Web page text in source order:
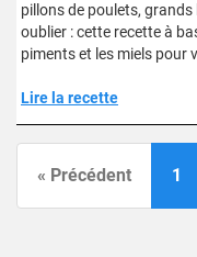
pillons de poulets,
oublier : cette recette à
piments et les miels pour
Lire la recette
« Précédent 1